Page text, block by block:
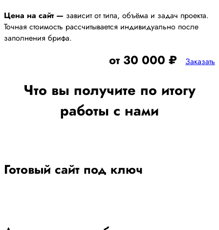
Цена на сайт — зависит от типа, объёма и задач проекта.
Точная стоимость рассчитывается индивидуально после
заполнения брифа.
от 30 000 ₽ Заказать
Что вы получите по итогу
работы с нами
Готовый сайт под ключ